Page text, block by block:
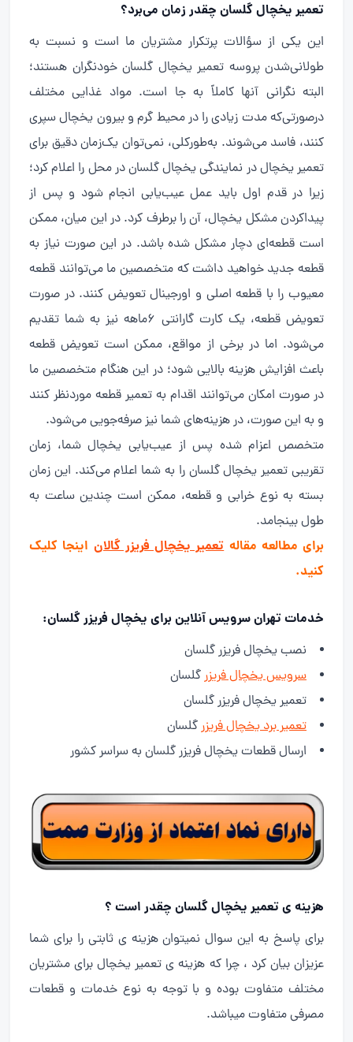
تعمیر یخچال گلسان چقدر زمان می‌برد؟
این یکی از سؤالات پرتکرار مشتریان ما است و نسبت به
طولانی‌شدن پروسه تعمیر یخچال گلسان خودنگران هستند؛
البته نگرانی آنها کاملاً به جا است. مواد غذایی مختلف
درصورتی‌که مدت زیادی را در محیط گرم و بیرون یخچال سپری
کنند، فاسد می‌شوند. به‌طورکلی، نمی‌توان یک‌زمان دقیق برای
تعمیر یخچال در نمایندگی یخچال گلسان در محل را اعلام کرد؛
زیرا در قدم اول باید عمل عیب‌یابی انجام شود و پس از
پیداکردن مشکل یخچال، آن را برطرف کرد. در این میان، ممکن
است قطعه‌ای دچار مشکل شده باشد. در این صورت نیاز به
قطعه جدید خواهید داشت که متخصصین ما می‌توانند قطعه
معیوب را با قطعه اصلی و اورجینال تعویض کنند. در صورت
تعویض قطعه، یک کارت گارانتی ۶ماهه نیز به شما تقدیم
می‌شود. اما در برخی از مواقع، ممکن است تعویض قطعه
باعث افزایش هزینه بالایی شود؛ در این هنگام متخصصین ما
در صورت امکان می‌توانند اقدام به تعمیر قطعه موردنظر کنند
و به این صورت، در هزینه‌های شما نیز صرفه‌جویی می‌شود.
متخصص اعزام شده پس از عیب‌یابی یخچال شما، زمان
تقریبی تعمیر یخچال گلسان را به شما اعلام می‌کند. این زمان
بسته به نوع خرابی و قطعه، ممکن است چندین ساعت به
طول بینجامد.
برای مطالعه مقالهتعمیر یخچال فریزر گالان اینجا کلیک
کنید.
خدمات تهران سرویس آنلاین برای یخچال فریزر گلسان:
نصب یخچال فریزر گلسان
سرویس یخچال فریزرگلسان
تعمیر یخچال فریزر گلسان
تعمیر برد یخچال فریزرگلسان
ارسال قطعات یخچال فریزر گلسان به سراسر کشور
هزینه ی تعمیر یخچال گلسان چقدر است ؟
برای پاسخ به این سوال نمیتوان هزینه ی ثابتی را برای شما
عزیزان بیان کرد ، چرا که هزینه ی تعمیر یخچال برای مشتریان
مختلف متفاوت بوده و با توجه به نوع خدمات و قطعات
مصرفی متفاوت میباشد.